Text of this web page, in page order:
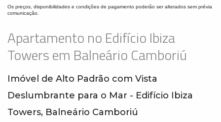
Os preços, disponibilidades e condições de pagamento poderão ser alterados sem prévia
comunicação.
Apartamento no Edifício Ibiza
Towers em Balneário Camboriú
Imóvel de Alto Padrão com Vista
Deslumbrante para o Mar - Edifício Ibiza
Towers, Balneário Camboriú